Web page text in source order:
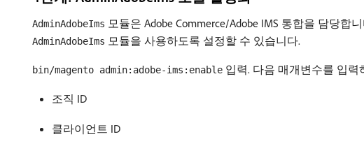
AdminAdobeIms 모듈은 Adobe Commerce/Adobe IMS 통합을 담당
AdminAdobeIms 모듈을 사용하도록 설정할 수 있습니다.
bin/magento admin:adobe-ims:enable 입력. 다음 매개변수를 입
조직 ID
클라이언트 ID